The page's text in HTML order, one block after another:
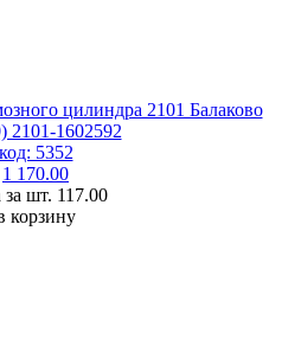
цилиндра 2101 Балаково
2101-1602592
код: 5352
1 170.00
за шт. 117.00
корзину